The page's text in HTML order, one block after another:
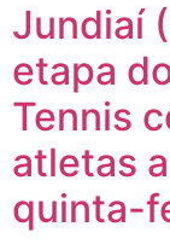
Jundiaí
etapa
Tennis
atletas
quinta-